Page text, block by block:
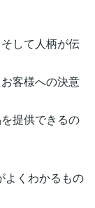
して人柄が伝
客様への決意
提供できるの
よくわかるもの